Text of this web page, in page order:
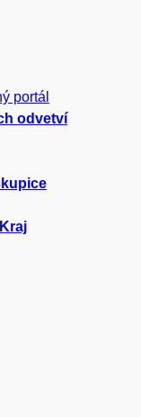
portál
odvetví